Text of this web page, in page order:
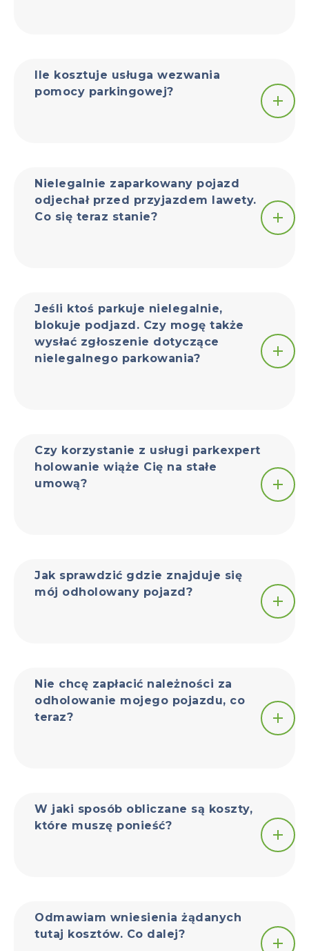
Ile kosztuje usługa wezwania
pomocy parkingowej?
Nielegalnie zaparkowany pojazd
odjechał przed przyjazdem lawety.
Co się teraz stanie?
Jeśli ktoś parkuje nielegalnie,
blokuje podjazd. Czy mogę także
wysłać zgłoszenie dotyczące
nielegalnego parkowania?
Czy korzystanie z usługi parkexpert
holowanie wiąże Cię na stałe
umową?
Jak sprawdzić gdzie znajduje się
mój odholowany pojazd?
Nie chcę zapłacić należności za
odholowanie mojego pojazdu, co
teraz?
W jaki sposób obliczane są koszty,
które muszę ponieść?
Odmawiam wniesienia żądanych
tutaj kosztów. Co dalej?